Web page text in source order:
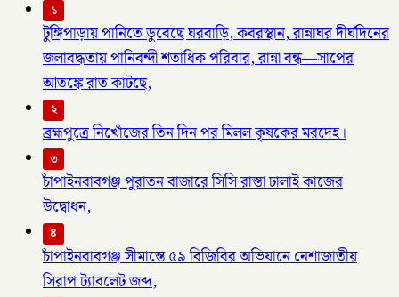
১
টুঙ্গিপাড়ায় পানিতে ডুবেছে ঘরবাড়ি, কবরস্থান, রান্নাঘর দীর্ঘদিনের
জলাবদ্ধতায় পানিবন্দী শতাধিক পরিবার, রান্না বন্ধ—সাপের
আতঙ্কে রাত কাটছে,
২
ব্রহ্মপুত্রে নিখোঁজের তিন দিন পর মিলল কৃষকের মরদেহ।
৩
চাঁপাইনবাবগঞ্জ পুরাতন বাজারে সিসি রাস্তা ঢালাই কাজের
উদ্বোধন,
৪
চাঁপাইনবাবগঞ্জ সীমান্তে ৫৯ বিজিবির অভিযানে নেশাজাতীয়
সিরাপ ট্যাবলেট জব্দ,